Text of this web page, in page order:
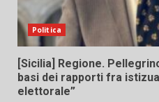
Politica
[Sicilia] Regione.
basi dei rapporti fra
elettorale”